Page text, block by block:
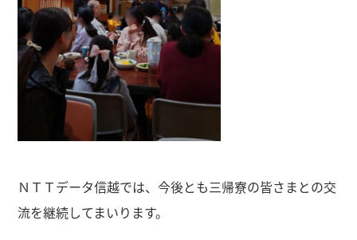
ＮＴＴデータ信越では、今後とも三帰寮の皆さまとの交
流を継続してまいります。